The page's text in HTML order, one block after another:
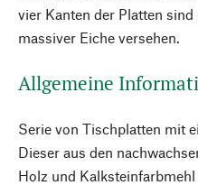
vier Kanten der Platten
massiver Eiche versehen.
Allgemeine
Serie von Tischplatten mit
Dieser aus den
Holz und